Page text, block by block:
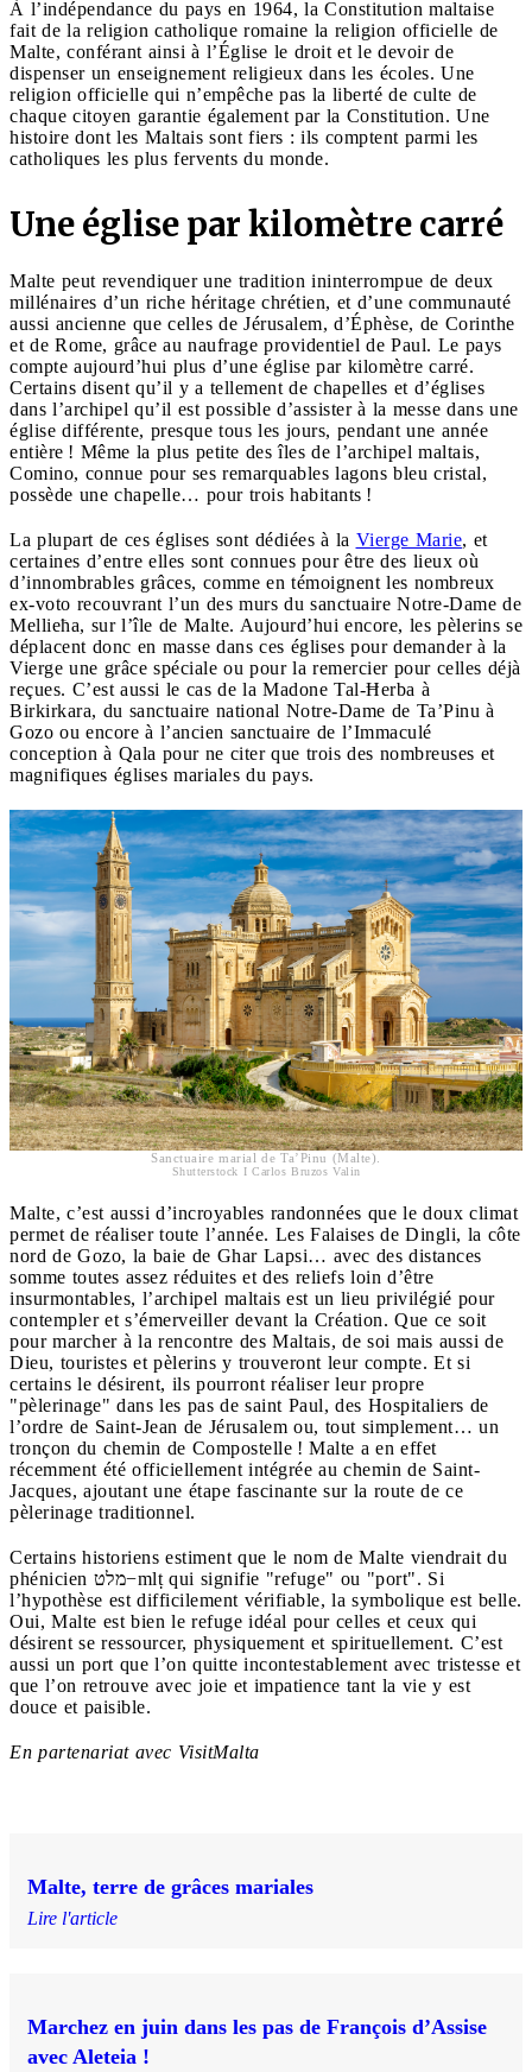
À l’indépendance du pays en 1964, la Constitution maltaise
fait de la religion catholique romaine la religion officielle de
Malte, conférant ainsi à l’Église le droit et le devoir de
dispenser un enseignement religieux dans les écoles. Une
religion officielle qui n’empêche pas la liberté de culte de
chaque citoyen garantie également par la Constitution. Une
histoire dont les Maltais sont fiers : ils comptent parmi les
catholiques les plus fervents du monde.
Une église par kilomètre carré
Malte peut revendiquer une tradition ininterrompue de deux
millénaires d’un riche héritage chrétien, et d’une communauté
aussi ancienne que celles de Jérusalem, d’Éphèse, de Corinthe
et de Rome, grâce au naufrage providentiel de Paul. Le pays
compte aujourd’hui plus d’une église par kilomètre carré.
Certains disent qu’il y a tellement de chapelles et d’églises
dans l’archipel qu’il est possible d’assister à la messe dans une
église différente, presque tous les jours, pendant une année
entière ! Même la plus petite des îles de l’archipel maltais,
Comino, connue pour ses remarquables lagons bleu cristal,
possède une chapelle… pour trois habitants !
La plupart de ces églises sont dédiées à la Vierge Marie, et
certaines d’entre elles sont connues pour être des lieux où
d’innombrables grâces, comme en témoignent les nombreux
ex-voto recouvrant l’un des murs du sanctuaire Notre-Dame de
Mellieħa, sur l’île de Malte. Aujourd’hui encore, les pèlerins se
déplacent donc en masse dans ces églises pour demander à la
Vierge une grâce spéciale ou pour la remercier pour celles déjà
reçues. C’est aussi le cas de la Madone Tal-Ħerba à
Birkirkara, du sanctuaire national Notre-Dame de Ta’Pinu à
Gozo ou encore à l’ancien sanctuaire de l’Immaculé
conception à Qala pour ne citer que trois des nombreuses et
magnifiques églises mariales du pays.
Sanctuaire marial de Ta’Pinu (Malte).
Shutterstock I Carlos Bruzos Valin
Malte, c’est aussi d’incroyables randonnées que le doux climat
permet de réaliser toute l’année. Les Falaises de Dingli, la côte
nord de Gozo, la baie de Ghar Lapsi… avec des distances
somme toutes assez réduites et des reliefs loin d’être
insurmontables, l’archipel maltais est un lieu privilégié pour
contempler et s’émerveiller devant la Création. Que ce soit
pour marcher à la rencontre des Maltais, de soi mais aussi de
Dieu, touristes et pèlerins y trouveront leur compte. Et si
certains le désirent, ils pourront réaliser leur propre
"pèlerinage" dans les pas de saint Paul, des Hospitaliers de
l’ordre de Saint-Jean de Jérusalem ou, tout simplement… un
tronçon du chemin de Compostelle ! Malte a en effet
récemment été officiellement intégrée au chemin de Saint-
Jacques, ajoutant une étape fascinante sur la route de ce
pèlerinage traditionnel.
Certains historiens estiment que le nom de Malte viendrait du
phénicien מלט−mlṭ qui signifie "refuge" ou "port". Si
l’hypothèse est difficilement vérifiable, la symbolique est belle.
Oui, Malte est bien le refuge idéal pour celles et ceux qui
désirent se ressourcer, physiquement et spirituellement. C’est
aussi un port que l’on quitte incontestablement avec tristesse et
que l’on retrouve avec joie et impatience tant la vie y est
douce et paisible.
En partenariat avec VisitMalta
Malte, terre de grâces mariales
Lire l'article
Marchez en juin dans les pas de François d’Assise
avec Aleteia !